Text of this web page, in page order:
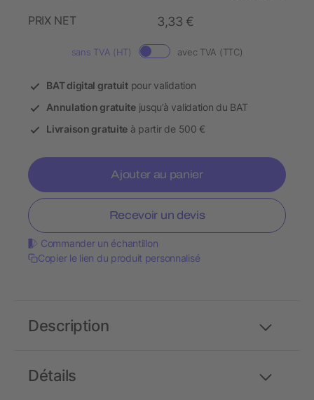
PRIX NET
3,33 €
sans TVA (HT) avec TVA (TTC)
BAT digital gratuitpour validation
Annulation gratuitejusqu’à validation du BAT
Livraison gratuite à partir de 500 €
Ajouter au panier
Recevoir un devis
Commander un échantillon
Copier le lien du produit personnalisé
Détails
Description